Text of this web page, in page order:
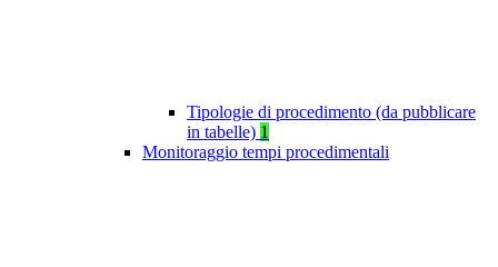
Tipologie di procedimento (da pubblicare
in tabelle) 1
Monitoraggio tempi procedimentali